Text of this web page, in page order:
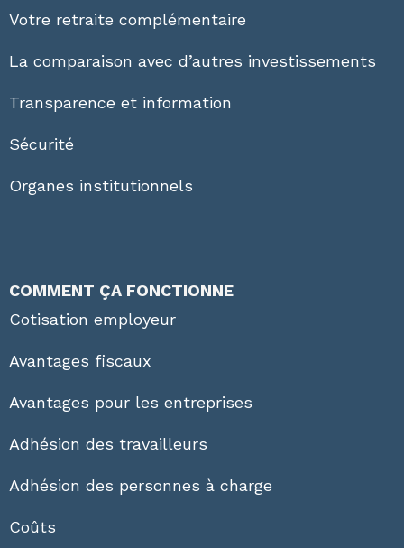
Votre retraite complémentaire
La comparaison avec d’autres investissements
Transparence et information
Sécurité
Organes institutionnels
COMMENT ÇA FONCTIONNE
Cotisation employeur
Avantages fiscaux
Avantages pour les entreprises
Adhésion des travailleurs
Adhésion des personnes à charge
Coûts